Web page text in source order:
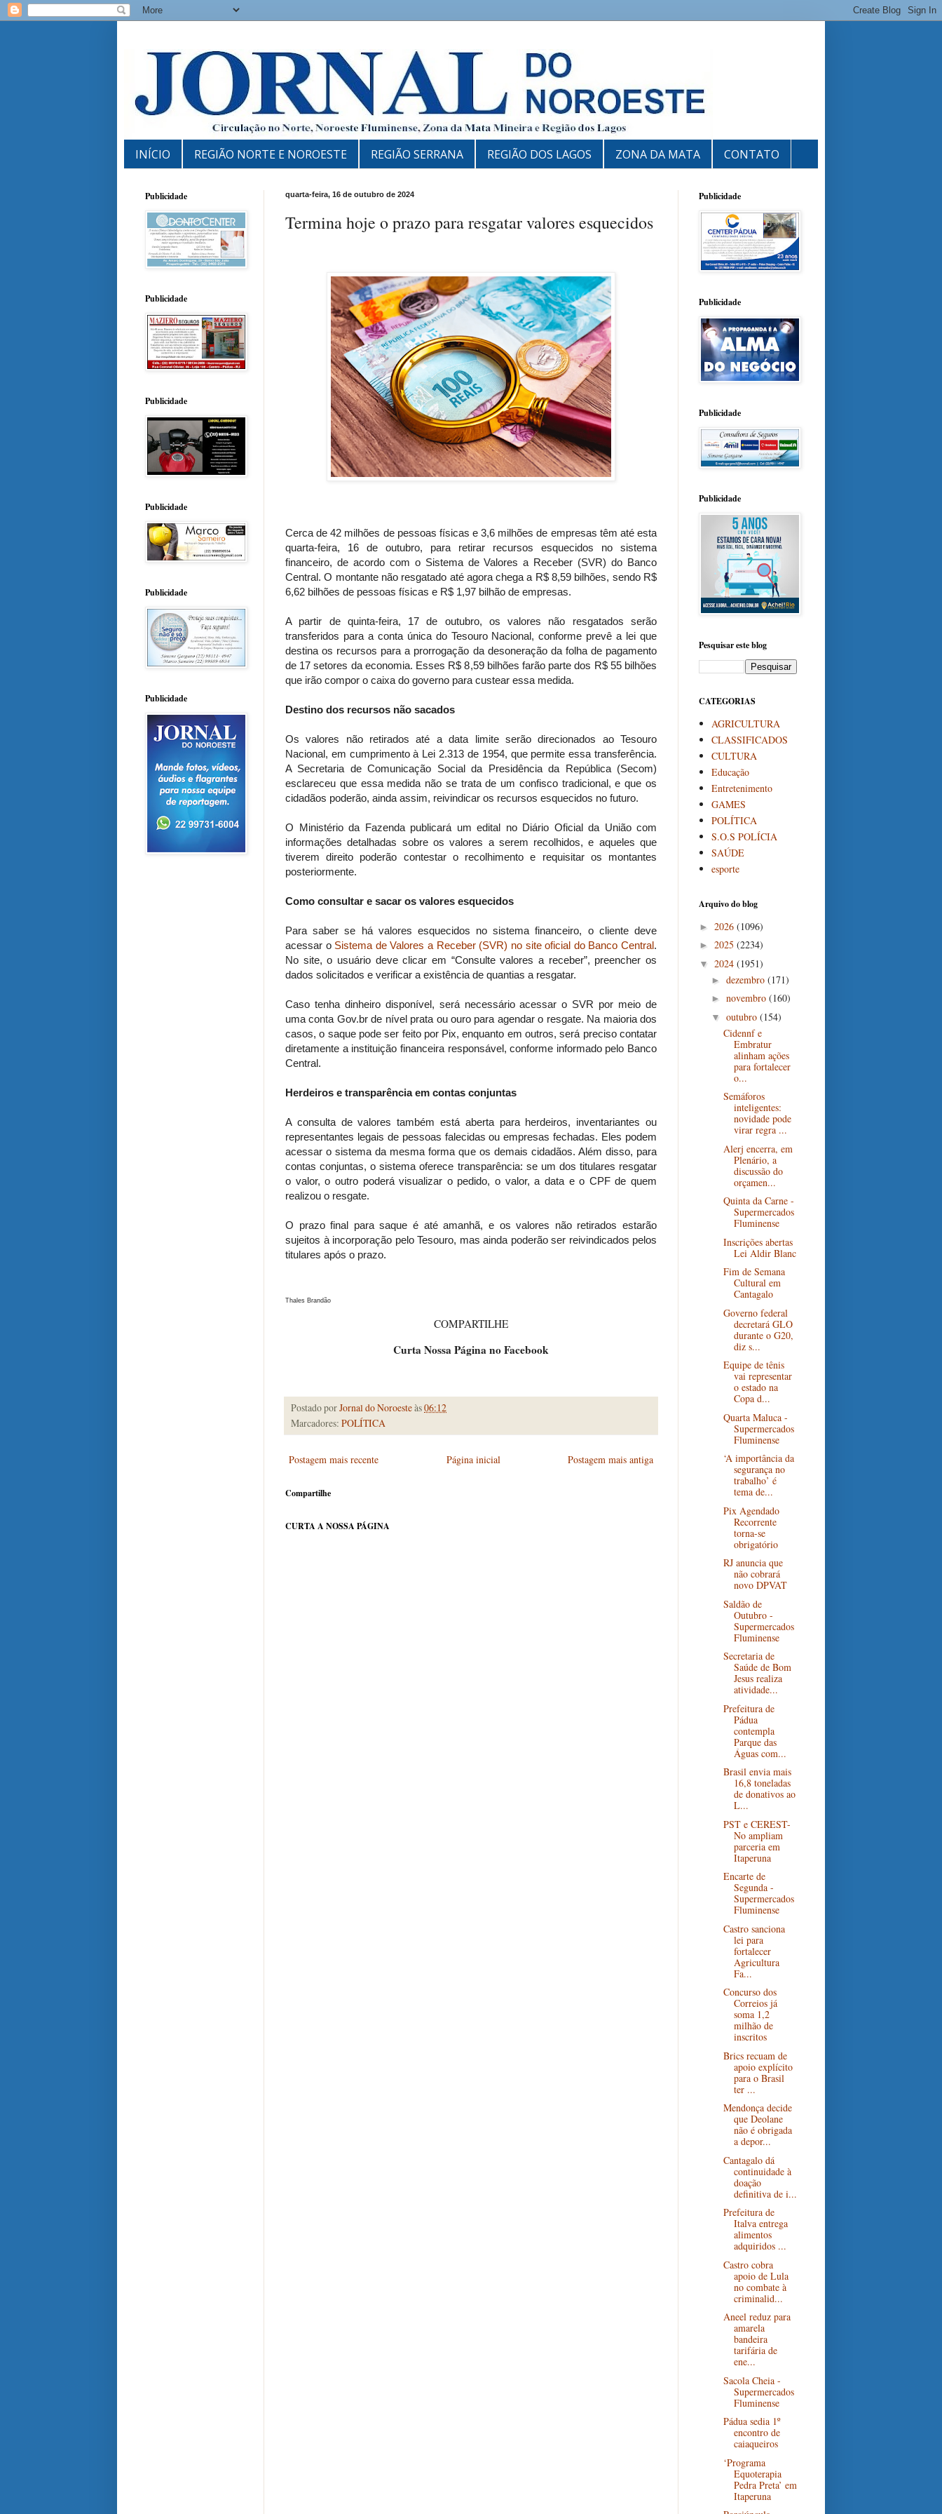
INÍCIO REGIÃO NORTE E NOROESTE REGIÃO SERRANA REGIÃO DOS LAGOS ZONA DA MATA CONTATO
quarta-feira, 16 de outubro de 2024
Termina hoje o prazo para resgatar valores esquecidos
Cerca de 42 milhões de pessoas físicas e 3,6 milhões de empresas têm até esta
quarta-feira, 16 de outubro, para retirar recursos esquecidos no sistema
financeiro, de acordo com o Sistema de Valores a Receber (SVR) do Banco
Central. O montante não resgatado até agora chega a R$ 8,59 bilhões, sendo R$
6,62 bilhões de pessoas físicas e R$ 1,97 bilhão de empresas.
A partir de quinta-feira, 17 de outubro, os valores não resgatados serão
transferidos para a conta única do Tesouro Nacional, conforme prevê a lei que
destina os recursos para a prorrogação da desoneração da folha de pagamento
de 17 setores da economia. Esses R$ 8,59 bilhões farão parte dos R$ 55 bilhões
que irão compor o caixa do governo para custear essa medida.
Destino dos recursos não sacados
Os valores não retirados até a data limite serão direcionados ao Tesouro
Nacional, em cumprimento à Lei 2.313 de 1954, que permite essa transferência.
A Secretaria de Comunicação Social da Presidência da República (Secom)
esclareceu que essa medida não se trata de um confisco tradicional, e que os
cidadãos poderão, ainda assim, reivindicar os recursos esquecidos no futuro.
O Ministério da Fazenda publicará um edital no Diário Oficial da União com
informações detalhadas sobre os valores a serem recolhidos, e aqueles que
tiverem direito poderão contestar o recolhimento e requisitar os montantes
posteriormente.
Como consultar e sacar os valores esquecidos
Para saber se há valores esquecidos no sistema financeiro, o cliente deve
acessar o Sistema de Valores a Receber (SVR) no site oficial do Banco Central.
No site, o usuário deve clicar em “Consulte valores a receber”, preencher os
dados solicitados e verificar a existência de quantias a resgatar.
Caso tenha dinheiro disponível, será necessário acessar o SVR por meio de
uma conta Gov.br de nível prata ou ouro para agendar o resgate. Na maioria dos
casos, o saque pode ser feito por Pix, enquanto em outros, será preciso contatar
diretamente a instituição financeira responsável, conforme informado pelo Banco
Central.
Herdeiros e transparência em contas conjuntas
A consulta de valores também está aberta para herdeiros, inventariantes ou
representantes legais de pessoas falecidas ou empresas fechadas. Eles podem
acessar o sistema da mesma forma que os demais cidadãos. Além disso, para
contas conjuntas, o sistema oferece transparência: se um dos titulares resgatar
o valor, o outro poderá visualizar o pedido, o valor, a data e o CPF de quem
realizou o resgate.
O prazo final para saque é até amanhã, e os valores não retirados estarão
sujeitos à incorporação pelo Tesouro, mas ainda poderão ser reivindicados pelos
titulares após o prazo.
Thales Brandão
COMPARTILHE
Curta Nossa Página no Facebook
Postado porJornal do Noroesteàs06:12
Marcadores: POLÍTICA
Postagem mais recente Postagem mais antiga
Página inicial
Compartilhe
CURTA A NOSSA PÁGINA
Publicidade
Publicidade
Publicidade
Publicidade
Publicidade
Publicidade
Publicidade
Publicidade
Publicidade
Publicidade
Pesquisar este blog
CATEGORIAS
AGRICULTURA
CLASSIFICADOS
CULTURA
Educação
Entretenimento
GAMES
POLÍTICA
S.O.S POLÍCIA
SAÚDE
esporte
Arquivo do blog
► 2026 (1096)
► 2025 (2234)
▼ 2024 (1951)
► dezembro (171)
► novembro (160)
▼ outubro (154)
Cidennf e
Embratur
alinham ações
para fortalecer
o...
Semáforos
inteligentes:
novidade pode
virar regra ...
Alerj encerra, em
Plenário, a
discussão do
orçamen...
Quinta da Carne -
Supermercados
Fluminense
Inscrições abertas
Lei Aldir Blanc
Fim de Semana
Cultural em
Cantagalo
Governo federal
decretará GLO
durante o G20,
diz s...
Equipe de tênis
vai representar
o estado na
Copa d...
Quarta Maluca -
Supermercados
Fluminense
‘A importância da
segurança no
trabalho’ é
tema de...
Pix Agendado
Recorrente
torna-se
obrigatório
RJ anuncia que
não cobrará
novo DPVAT
Saldão de
Outubro -
Supermercados
Fluminense
Secretaria de
Saúde de Bom
Jesus realiza
atividade...
Prefeitura de
Pádua
contempla
Parque das
Águas com...
Brasil envia mais
16,8 toneladas
de donativos ao
L...
PST e CEREST-
No ampliam
parceria em
Itaperuna
Encarte de
Segunda -
Supermercados
Fluminense
Castro sanciona
lei para
fortalecer
Agricultura
Fa...
Concurso dos
Correios já
soma 1,2
milhão de
inscritos
Brics recuam de
apoio explícito
para o Brasil
ter ...
Mendonça decide
que Deolane
não é obrigada
a depor...
Cantagalo dá
continuidade à
doação
definitiva de i...
Prefeitura de
Italva entrega
alimentos
adquiridos ...
Castro cobra
apoio de Lula
no combate à
criminalid...
Aneel reduz para
amarela
bandeira
tarifária de
ene...
Sacola Cheia -
Supermercados
Fluminense
Pádua sedia 1º
encontro de
caiaqueiros
‘Programa
Equoterapia
Pedra Preta’ em
Itaperuna